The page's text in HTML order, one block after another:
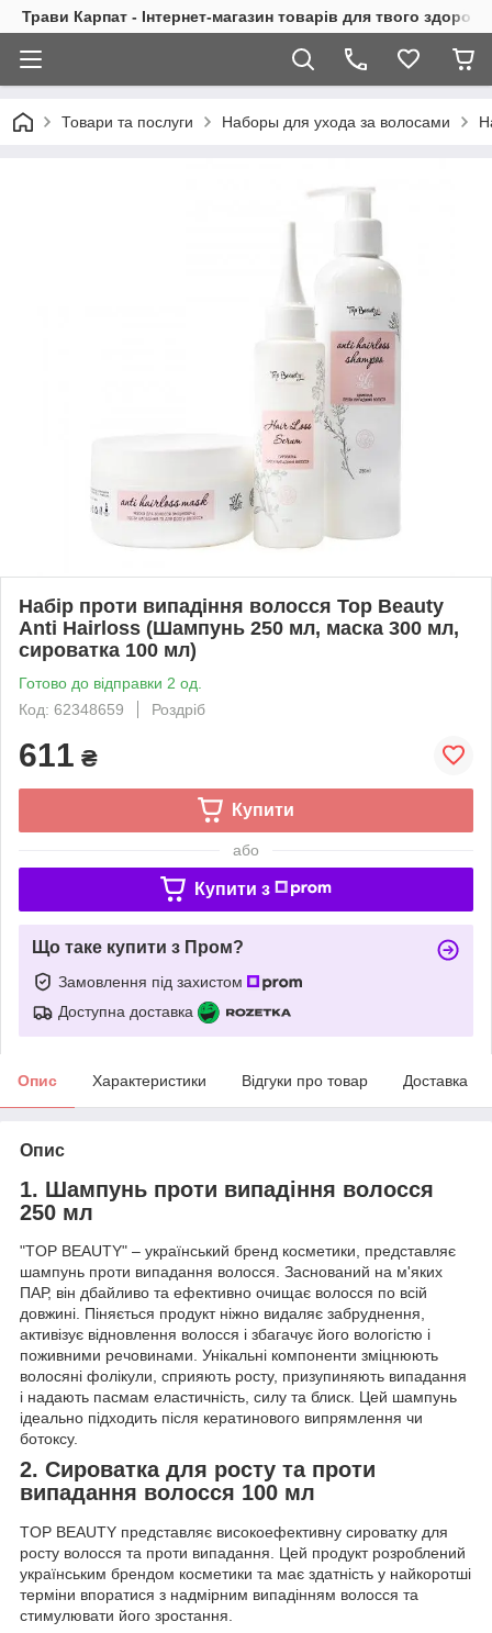
Трави Карпат - Інтернет-магазин товарів для твого
Товари та послуги Наборы для ухода за волосами
Набір проти випадіння волосся Top Beauty
Anti Hairloss (Шампунь 250 мл, маска 300 мл,
сироватка 100 мл)
Готово до відправки 2 од.
Код: 62348659
Роздріб
611 ₴
Купити
або
Купити з
Що таке купити з Пром?
Замовлення під захистом
Доступна доставка
Опис Характеристики Відгуки про товар Доставка
Опис
1. Шампунь проти випадіння волосся
250 мл
"TOP BEAUTY" – український бренд косметики, представляє
шампунь проти випадання волосся. Заснований на м'яких
ПАР, він дбайливо та ефективно очищає волосся по всій
довжині. Піняється продукт ніжно видаляє забруднення,
активізує відновлення волосся і збагачує його вологістю і
поживними речовинами. Унікальні компоненти зміцнюють
волосяні фолікули, сприяють росту, призупиняють випадання
і надають пасмам еластичність, силу та блиск. Цей шампунь
ідеально підходить після кератинового випрямлення чи
ботоксу.
2. Сироватка для росту та проти
випадання волосся 100 мл
TOP BEAUTY представляє високоефективну сироватку для
росту волосся та проти випадання. Цей продукт розроблений
українським брендом косметики та має здатність у найкоротші
терміни впоратися з надмірним випадінням волосся та
стимулювати його зростання.